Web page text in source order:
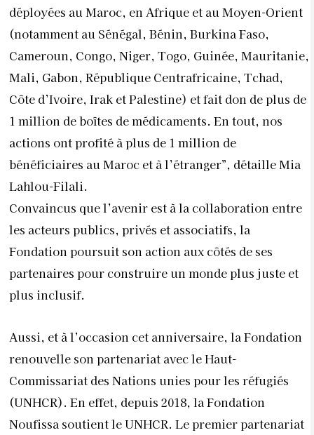
déployées au Maroc, en Afrique et au Moyen-Orient
(notamment au Sénégal, Bénin, Burkina Faso,
Cameroun, Congo, Niger, Togo, Guinée, Mauritanie,
Mali, Gabon, République Centrafricaine, Tchad,
Côte d’Ivoire, Irak et Palestine) et fait don de plus de
1 million de boîtes de médicaments. En tout, nos
actions ont profité à plus de 1 million de
bénéficiaires au Maroc et à l’étranger”, détaille Mia
Lahlou-Filali.
Convaincus que l’avenir est à la collaboration entre
les acteurs publics, privés et associatifs, la
Fondation poursuit son action aux côtés de ses
partenaires pour construire un monde plus juste et
plus inclusif.
Aussi, et à l’occasion cet anniversaire, la Fondation
renouvelle son partenariat avec le Haut-
Commissariat des Nations unies pour les réfugiés
(UNHCR). En effet, depuis 2018, la Fondation
Noufissa soutient le UNHCR. Le premier partenariat